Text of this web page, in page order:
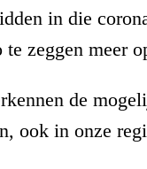
in die
zeggen meer
de
ook in onze